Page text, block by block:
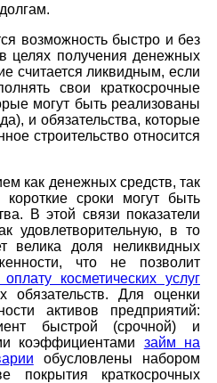
возможность быстро и без
целях получения денежных
считается ликвидным, если
свои краткосрочные
могут быть реализованы
и обязательства, которые
строительство относится
как денежных средств, так
сроки могут быть
В этой связи показатели
удовлетворительную, в то
велика доля неликвидных
что не позволит
косметических услуг
обязательств. Для оценки
активов предприятий:
быстрой (срочной) и
коэффициентами займ на
обусловлены набором
покрытия краткосрочных